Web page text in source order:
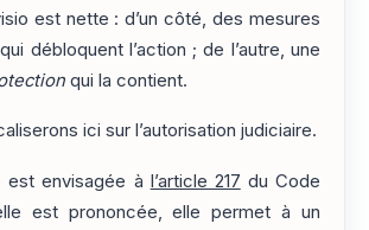
est nette : d’un côté, des mesures
qui débloquent l’action ; de l’autre, une
qui la contient.
ici sur l’autorisation judiciaire.
est envisagée à l’article 217 du Code
est prononcée, elle permet à un